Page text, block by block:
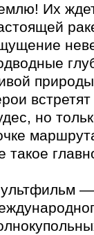
Их
но
такое
—